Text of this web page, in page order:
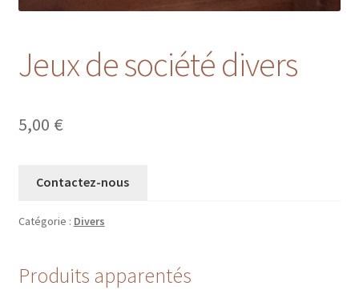
Jeux de société divers
5,00 €
Contactez-nous
Catégorie : Divers
Produits apparentés